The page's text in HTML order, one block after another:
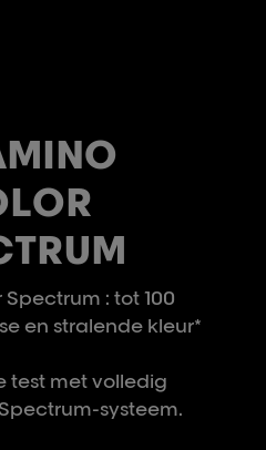
: tot 100
en stralende kleur*
test met volledig
systeem.